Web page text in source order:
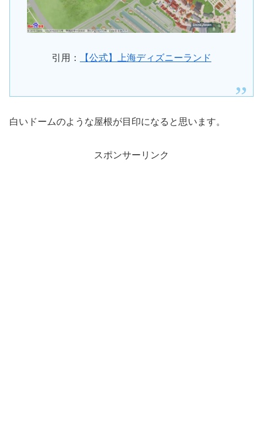
引用： 【公式】上海ディズニーランド
白いドームのような屋根が目印になると思います。
スポンサーリンク